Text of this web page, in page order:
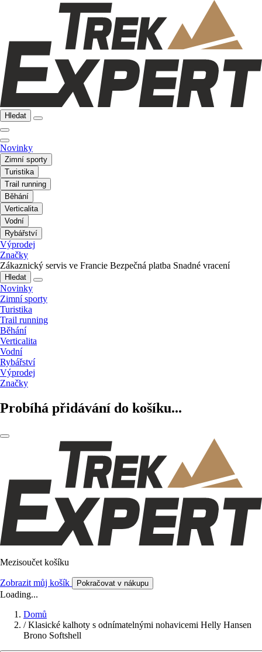
Hledat
Novinky
Zimní sporty
Turistika
Trail running
Běhání
Verticalita
Vodní
Rybářství
Výprodej
Značky
Zákaznický servis ve Francie Bezpečná platba Snadné vracení
Hledat
Novinky
Zimní sporty
Turistika
Trail running
Běhání
Verticalita
Vodní
Rybářství
Výprodej
Značky
Probíhá přidávání do košíku...
Mezisoučet košíku
Zobrazit můj košík Pokračovat v nákupu
Loading...
Domů
/ Klasické kalhoty s odnímatelnými nohavicemi Helly Hansen
Brono Softshell